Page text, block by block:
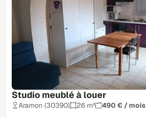
Studio meublé à louer
Aramon (30390) 26 m² 490 € / mois